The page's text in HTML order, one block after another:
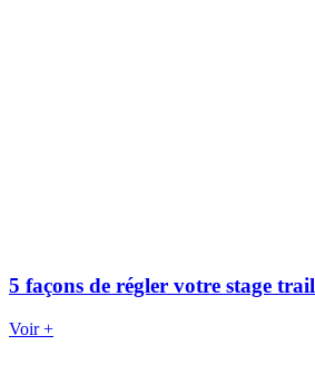
5 façons de régler votre stage trail
Voir +